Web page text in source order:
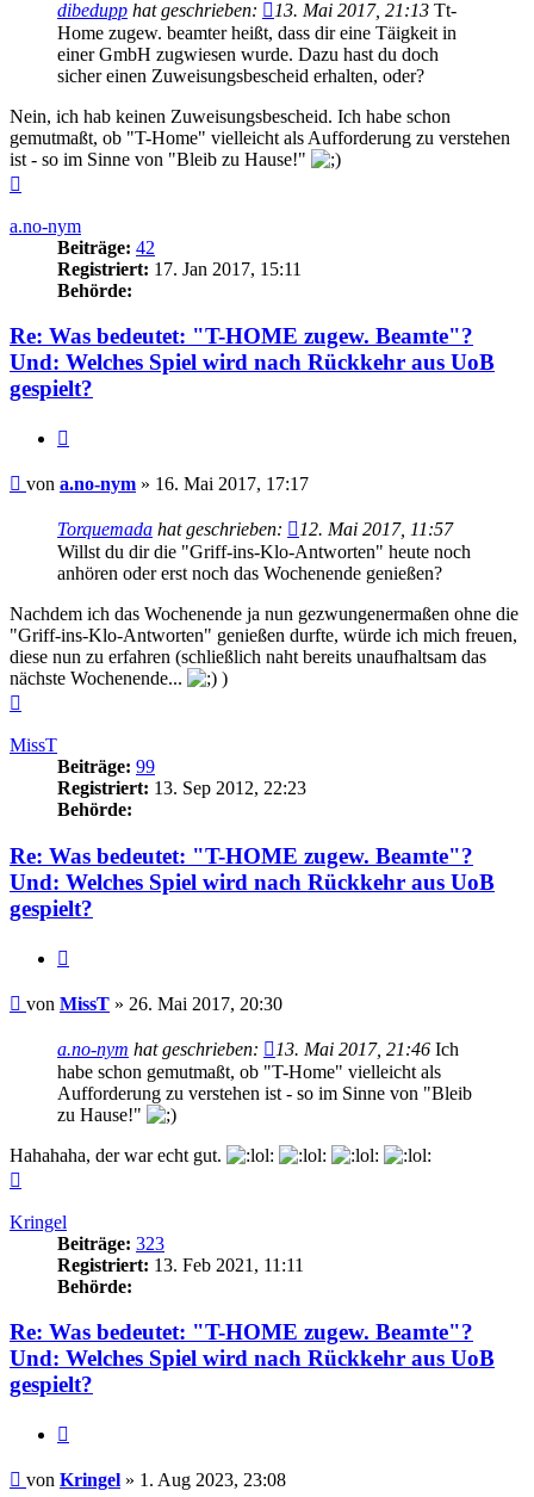
dibedupp hat geschrieben: 13. Mai 2017, 21:13 Tt-
Home zugew. beamter heißt, dass dir eine Täigkeit in
einer GmbH zugwiesen wurde. Dazu hast du doch
sicher einen Zuweisungsbescheid erhalten, oder?
Nein, ich hab keinen Zuweisungsbescheid. Ich habe schon
gemutmaßt, ob "T-Home" vielleicht als Aufforderung zu verstehen
ist - so im Sinne von "Bleib zu Hause!"
a.no-nym
Beiträge: 42
Registriert: 17. Jan 2017, 15:11
Behörde:
Re: Was bedeutet: "T-HOME zugew. Beamte"?
Und: Welches Spiel wird nach Rückkehr aus UoB
gespielt?
Beitrag
von a.no-nym » 16. Mai 2017, 17:17
Torquemada hat geschrieben:
12. Mai 2017, 11:57
Willst du dir die "Griff-ins-Klo-Antworten" heute noch
anhören oder erst noch das Wochenende genießen?
Nachdem ich das Wochenende ja nun gezwungenermaßen ohne die
"Griff-ins-Klo-Antworten" genießen durfte, würde ich mich freuen,
diese nun zu erfahren (schließlich naht bereits unaufhaltsam das
nächste Wochenende...
)
MissT
Beiträge: 99
Registriert: 13. Sep 2012, 22:23
Behörde:
Re: Was bedeutet: "T-HOME zugew. Beamte"?
Und: Welches Spiel wird nach Rückkehr aus UoB
gespielt?
Beitrag
von MissT » 26. Mai 2017, 20:30
a.no-nym hat geschrieben: 13. Mai 2017, 21:46 Ich
habe schon gemutmaßt, ob "T-Home" vielleicht als
Aufforderung zu verstehen ist - so im Sinne von "Bleib
zu Hause!"
Hahahaha, der war echt gut.
Kringel
Beiträge: 323
Registriert: 13. Feb 2021, 11:11
Behörde:
Re: Was bedeutet: "T-HOME zugew. Beamte"?
Und: Welches Spiel wird nach Rückkehr aus UoB
gespielt?
Beitrag
von Kringel » 1. Aug 2023, 23:08